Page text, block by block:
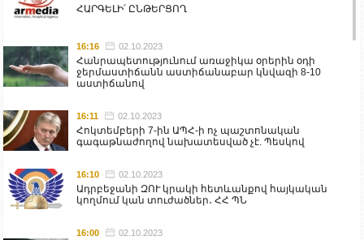
ՀԱՐԳԵԼԻ՛ ԸՆԹԵՐՑՈՂ
16:16 02.10.2023
Հանրապետությունում առաջիկա օրերին օդի
ջերմաստիճանն աստիճանաբար կնվազի 8-10
աստիճանով
16:11 02.10.2023
Հոկտեմբերի 7-ին ԱՊՀ-ի ոչ պաշտոնական
գագաթնաժողով նախատեսված չէ. Պեսկով
16:10 02.10.2023
Ադրբեջանի ԶՈՒ կրակի հետևանքով հայկական
կողմում կան տուժածներ․ ՀՀ ՊՆ
16:00 02.10.2023